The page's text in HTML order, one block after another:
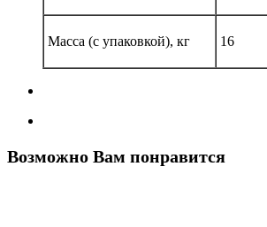
Масса (с упаковкой), кг 16
Возможно Вам понравится